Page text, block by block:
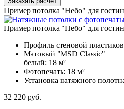
Пример потолка "Небо" для
Пример потолка "Небо" для
Профиль стеновой
Матовый "MSD Classic"
белый: 18 м²
Фотопечать: 18 м²
Установка натяжного
32 220 руб.